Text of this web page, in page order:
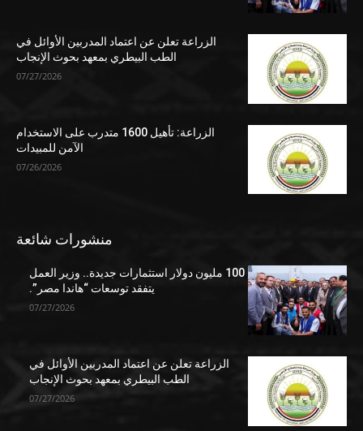
الزراعة تعلن عن اعتماد المدربين الأوائل في
الطب البيطري بمعهد بحوث الإنجاب
07/27/2026
الزراعة: تأهيل 1600 متدرب على الاستخدام
الآمن للمبيدات
07/26/2026
منشورات شائعة
100 مليون دولار استثمارات جديدة.. وزير العمل
يتفقد توسعات “هاندا مصر”.
07/27/2026
الزراعة تعلن عن اعتماد المدربين الأوائل في
الطب البيطري بمعهد بحوث الإنجاب
07/27/2026